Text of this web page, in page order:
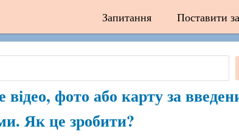
Запитання Поставити
фото або карту за
Як це зробити?